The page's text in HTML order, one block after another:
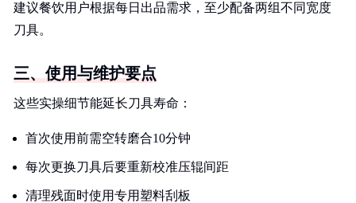
建议餐饮用户根据每日出品需求，至少配备两组不同宽度
刀具。
三、使用与维护要点
这些实操细节能延长刀具寿命：
首次使用前需空转磨合10分钟
每次更换刀具后要重新校准压辊间距
清理残面时使用专用塑料刮板